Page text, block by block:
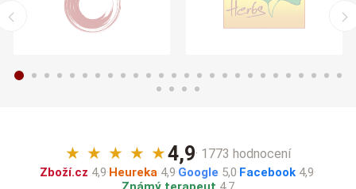
★ ★ ★ ★ ★4,9· 1773 hodnocení
Zboží.cz 4,9·Heureka 4,9·Google 5,0·Facebook 4,9·